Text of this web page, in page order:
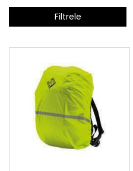
Filtrele